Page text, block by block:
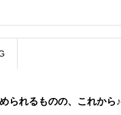
られるものの、これから♪